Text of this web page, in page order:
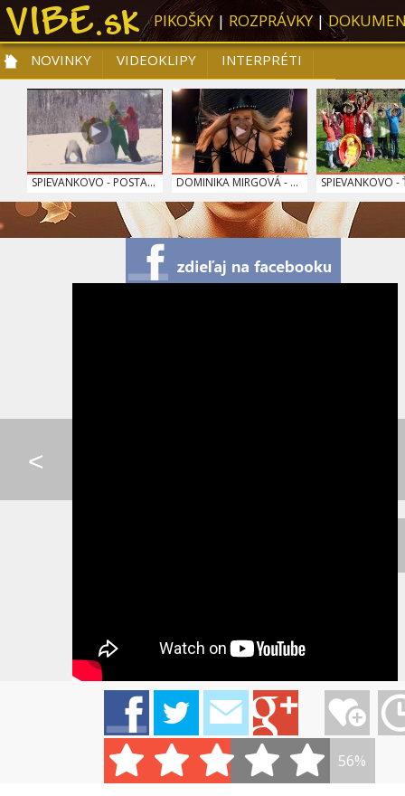
PIKOŠKY| ROZPRÁVKY|
NOVINKY
NOVINKY VIDEOKLIPY
INTERPRÉTI
PRE DETI
SLOVENSKÁ HUDBA TOP 10
SPIEVANKOVO - POSTA... DOMINIKA MIRGOVÁ - ... SPIEVANKOVO -
0:07
KRISTÍNA - NA BIELE...
<
56%